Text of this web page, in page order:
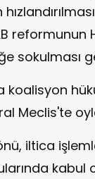
reformunun
sokulması
Meclis'te
iltica
kabul